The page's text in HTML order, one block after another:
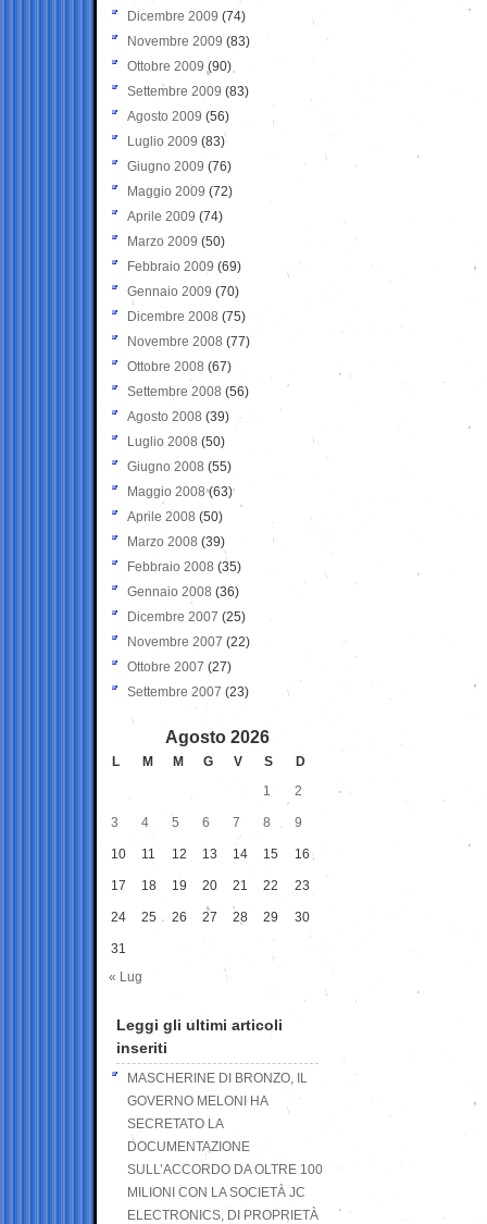
Dicembre 2009 (74)
Novembre 2009 (83)
Ottobre 2009 (90)
Settembre 2009 (83)
Agosto 2009 (56)
Luglio 2009 (83)
Giugno 2009 (76)
Maggio 2009 (72)
Aprile 2009 (74)
Marzo 2009 (50)
Febbraio 2009 (69)
Gennaio 2009 (70)
Dicembre 2008 (75)
Novembre 2008 (77)
Ottobre 2008 (67)
Settembre 2008 (56)
Agosto 2008 (39)
Luglio 2008 (50)
Giugno 2008 (55)
Maggio 2008(63)
Aprile 2008 (50)
Marzo 2008 (39)
Febbraio 2008 (35)
Gennaio 2008 (36)
Dicembre 2007 (25)
Novembre 2007 (22)
Ottobre 2007 (27)
Settembre 2007 (23)
Agosto 2026
L M M G V S
D
1
2
3 4 5 6 7 8 9
10 11 12 13 14 15 16
17 18 19 20 21 22 23
24 25 26 27 28 29 30
31
« Lug
Leggi gli ultimi articoli
inseriti
MASCHERINE DI BRONZO, IL
GOVERNO MELONI HA
SECRETATO LA
DOCUMENTAZIONE
SULL’ACCORDO DA OLTRE 100
MILIONI CON LA SOCIETÀ JC
ELECTRONICS, DI PROPRIETÀ